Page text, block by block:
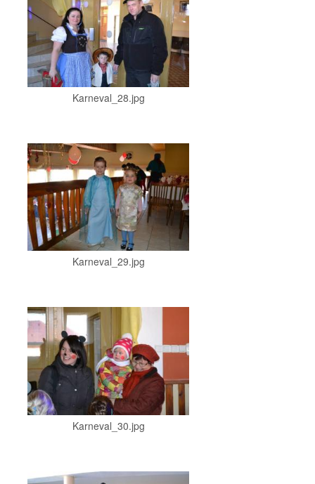
Karneval_28.jpg
Karneval_29.jpg
Karneval_30.jpg